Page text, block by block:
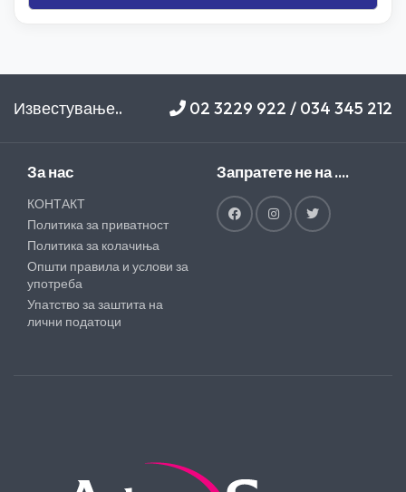
Известување.. 02 3229 922 / 034 345 212
За нас
КОНТАКТ
Политика за приватност
Политика за колачиња
Општи правила и услови за
употреба
Упатство за заштита на
лични податоци
Запратете не на ....